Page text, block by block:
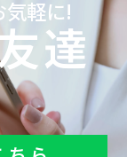
気軽に!
達